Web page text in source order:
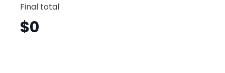
Final total
$0